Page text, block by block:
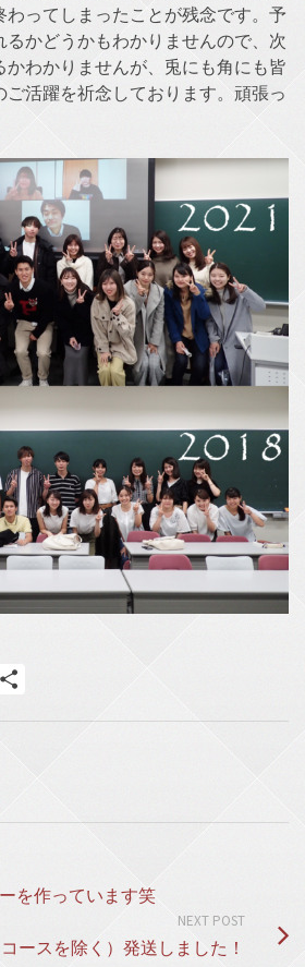
わってしまったことが残念です。予
るかどうかもわかりませんので、次
かわかりませんが、兎にも角にも皆
ご活躍を祈念しております。頑張っ
を作っています笑
NEXT POST
ースを除く）発送しました！